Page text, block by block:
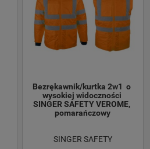
Bezrękawnik/kurtka 2w1  o
wysokiej widoczności
SINGER SAFETY VEROME,
pomarańczowy
SINGER SAFETY